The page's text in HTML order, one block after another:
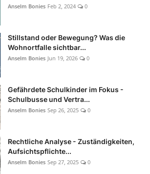
Anselm Bonies Feb 2, 2024 0
Stillstand oder Bewegung? Was die
Wohnortfalle sichtbar...
Anselm Bonies Jun 19, 2026 0
Gefährdete Schulkinder im Fokus -
Schulbusse und Vertra...
Anselm Bonies Sep 26, 2025 0
Rechtliche Analyse - Zuständigkeiten,
Aufsichtspflichte...
Anselm Bonies Sep 27, 2025 0